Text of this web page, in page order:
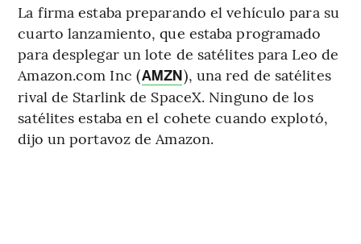
La firma estaba preparando el vehículo para su
cuarto lanzamiento, que estaba programado
para desplegar un lote de satélites para Leo de
Amazon.com Inc (AMZN), una red de satélites
rival de Starlink de SpaceX. Ninguno de los
satélites estaba en el cohete cuando explotó,
dijo un portavoz de Amazon.